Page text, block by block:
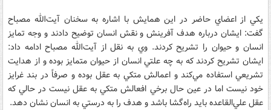
يكي از اعضاي حاضر در اين همايش با اشاره به سخنان آيت‌الله مصباح
گفت: ايشان درباره هدف آفرينش و نقش انسان توضيح دادند و وجه تمايز
انسان و حيوان را تشريح كردند. وي به نقل از آيت‌الله مصباح ادامه داد:
ايشان تشريح كردند كه به چه علتي انسان از حيوان متمايز بوده و از هدايت
تشريعي استفاده مي‌كند و اعمالش متكي به عقل بوده و صرفاً در بند غرايز
خود نيست اما در عين حال برخي افعالش متكي به عقل نيست در حالي كه
عقل علي‌القاعده بايد راه‌گشا باشد و هدف را به درستي به انسان نشان دهد.